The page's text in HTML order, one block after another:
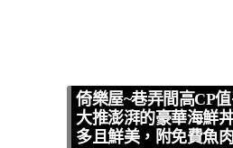
倚樂屋~巷弄間高CP
大推澎湃的豪華海鮮
多且鮮美，附免費魚